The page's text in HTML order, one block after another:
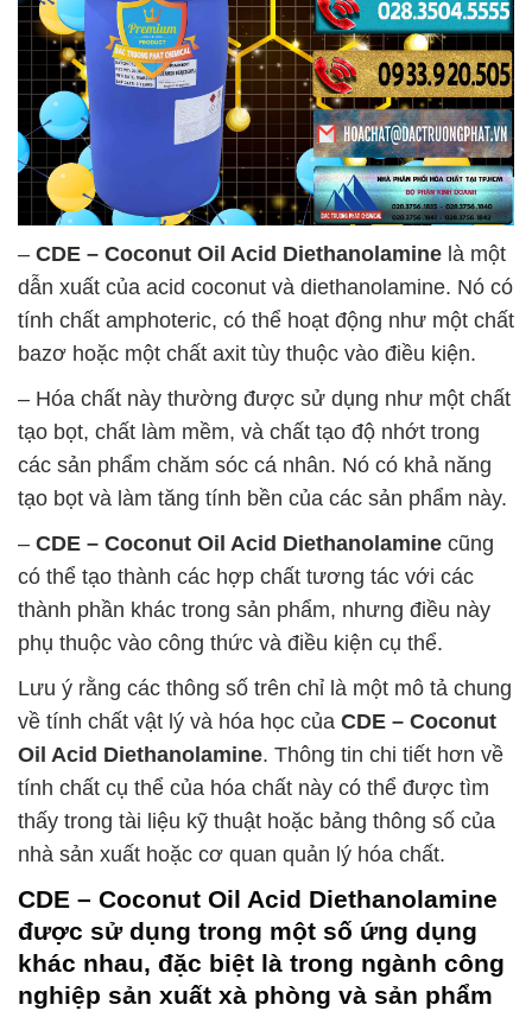
– CDE – Coconut Oil Acid Diethanolamine là một
dẫn xuất của acid coconut và diethanolamine. Nó có
tính chất amphoteric, có thể hoạt động như một chất
bazơ hoặc một chất axit tùy thuộc vào điều kiện.
– Hóa chất này thường được sử dụng như một chất
tạo bọt, chất làm mềm, và chất tạo độ nhớt trong
các sản phẩm chăm sóc cá nhân. Nó có khả năng
tạo bọt và làm tăng tính bền của các sản phẩm này.
– CDE – Coconut Oil Acid Diethanolamine cũng
có thể tạo thành các hợp chất tương tác với các
thành phần khác trong sản phẩm, nhưng điều này
phụ thuộc vào công thức và điều kiện cụ thể.
Lưu ý rằng các thông số trên chỉ là một mô tả chung
về tính chất vật lý và hóa học của CDE – Coconut
Oil Acid Diethanolamine. Thông tin chi tiết hơn về
tính chất cụ thể của hóa chất này có thể được tìm
thấy trong tài liệu kỹ thuật hoặc bảng thông số của
nhà sản xuất hoặc cơ quan quản lý hóa chất.
CDE – Coconut Oil Acid Diethanolamine
được sử dụng trong một số ứng dụng
khác nhau, đặc biệt là trong ngành công
nghiệp sản xuất xà phòng và sản phẩm